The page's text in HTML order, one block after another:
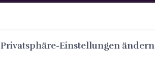
Privatsphäre-Einstellungen ändern